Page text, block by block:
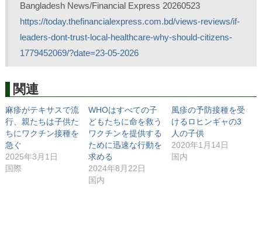
Bangladesh News/Financial Express 20260523
https://today.thefinancialexpress.com.bd/views-reviews/if-
leaders-dont-trust-local-healthcare-why-should-citizens-
1779452069/?date=23-05-2026
関連
麻疹がテキサスで流
行、親たちは子供た
ちにワクチン接種を
急ぐ
2025年3月1日
国際
WHOはすべての子
どもたちに命を救う
ワクチンを提供する
ために迅速な行動を
求める
2024年8月22日
国内
風疹の予防接種を受
けるロヒンギャの3
人の子供
2020年1月14日
国内